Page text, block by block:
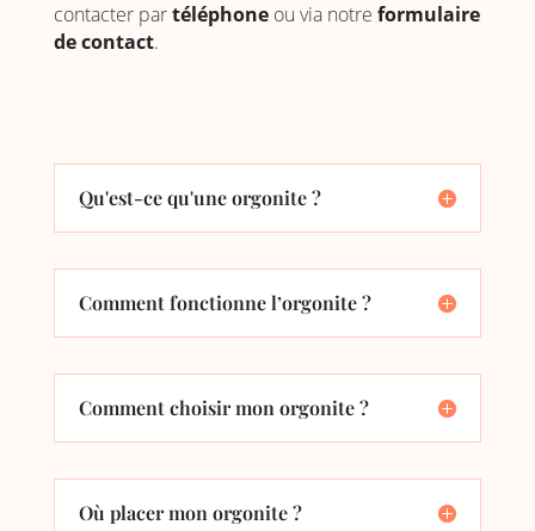
contacter partéléphoneou via notre formulaire
de contact.
Qu'est-ce qu'une orgonite ?
Comment fonctionne l’orgonite ?
Comment choisir mon orgonite ?
Où placer mon orgonite ?